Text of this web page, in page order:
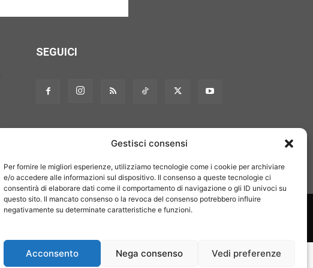
Gestisci consensi
Per fornire le migliori esperienze, utilizziamo tecnologie come i cookie per archiviare
e/o accedere alle informazioni sul dispositivo. Il consenso a queste tecnologie ci
consentirà di elaborare dati come il comportamento di navigazione o gli ID univoci su
questo sito. Il mancato consenso o la revoca del consenso potrebbero influire
negativamente su determinate caratteristiche e funzioni.
Acconsento Nega consenso Vedi preferenze
SEGUICI
Collabora con noi Pubblicità Privacy policy Linee editoriali